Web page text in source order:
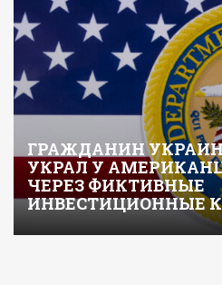
ГРАЖДАНИН
УКРАЛ У
ЧЕРЕЗ ФИКТИВНЫЕ
ИНВЕСТИЦИОННЫЕ